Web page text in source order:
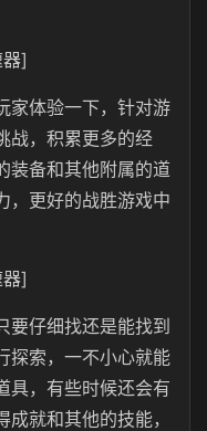
]
家体验一下，针对游
战，积累更多的经
装备和其他附属的道
，更好的战胜游戏中
]
要仔细找还是能找到
探索，一不小心就能
具，有些时候还会有
就和其他的技能，